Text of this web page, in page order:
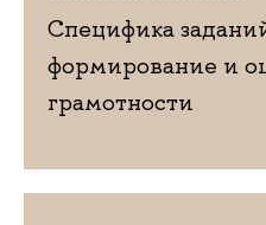
Специфика
формирование и
грамотности